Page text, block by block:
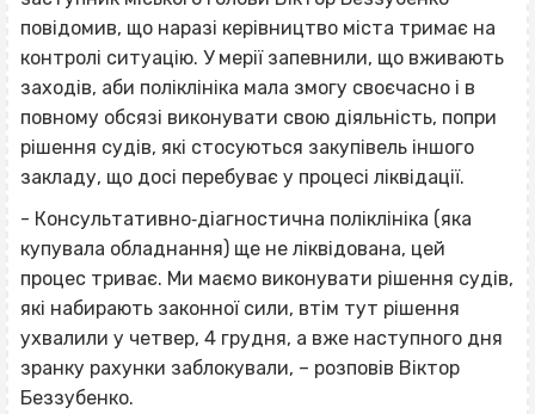
повідомив, що наразі керівництво міста тримає на
контролі ситуацію. У мерії запевнили, що вживають
заходів, аби поліклініка мала змогу своєчасно і в
повному обсязі виконувати свою діяльність, попри
рішення судів, які стосуються закупівель іншого
закладу, що досі перебуває у процесі ліквідації.
- Консультативно‐діагностична поліклініка (яка
купувала обладнання) ще не ліквідована, цей
процес триває. Ми маємо виконувати рішення судів,
які набирають законної сили, втім тут рішення
ухвалили у четвер, 4 грудня, а вже наступного дня
зранку рахунки заблокували, – розповів Віктор
Беззубенко.